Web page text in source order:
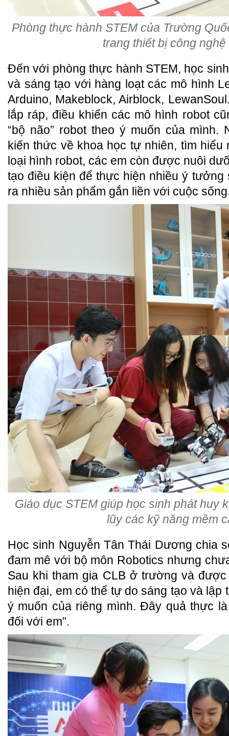
Phòng thực hành STEM của Trường
trang thiết bị công
Đến với phòng thực hành STEM, học
và sáng tạo với hàng loạt các mô hình
Arduino, Makeblock, Airblock,
lắp ráp, điều khiển các mô hình robot
“bộ não” robot theo ý muốn của mình.
kiến thức về khoa học tự nhiên, tìm
loại hình robot, các em còn được nuôi
tạo điều kiện để thực hiện nhiều ý tưởng
ra nhiều sản phẩm gắn liền với cuộc
Giáo dục STEM giúp học sinh phát huy
lũy các kỹ năng mềm
Học sinh Nguyễn Tân Thái Dương chia
đam mê với bộ môn Robotics nhưng
Sau khi tham gia CLB ở trường và
hiện đại, em có thể tự do sáng tạo và lập
ý muốn của riêng mình. Đây quả thực
đối với em”.